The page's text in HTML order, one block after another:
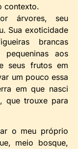
contexto.
árvores, seu
Sua exoticidade
brancas
pequeninas aos
seus frutos em
um pouco essa
em que nasci
que trouxe para
o meu próprio
meio bosque,